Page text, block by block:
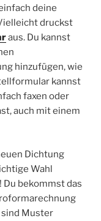
deine
druckst
aus. Du kannst
hinzufügen, wie
kannst
faxen oder
auch mit einem
Dichtung
Wahl
Du bekommst das
Muster